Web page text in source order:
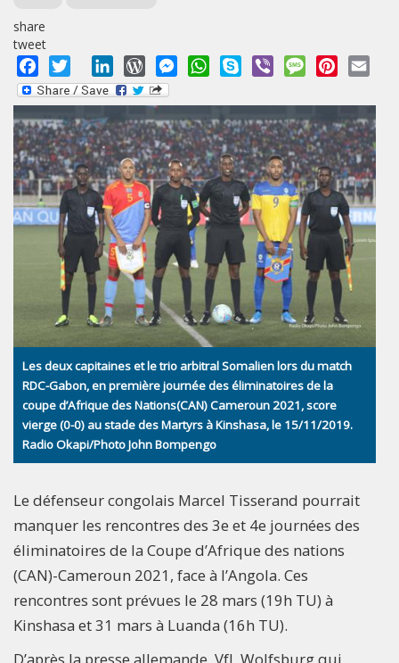
share
tweet
Facebook
Twitter LinkedInWordPressMessengerWhatsApp
Skype Viber MessagePinterest
Les deux capitaines et le trio arbitral Somalien lors du match
RDC-Gabon, en première journée des éliminatoires de la
coupe d’Afrique des Nations(CAN) Cameroun 2021, score
vierge (0-0) au stade des Martyrs à Kinshasa, le 15/11/2019.
Radio Okapi/Photo John Bompengo
Le défenseur congolais Marcel Tisserand pourrait
manquer les rencontres des 3e et 4e journées des
éliminatoires de la Coupe d’Afrique des nations
(CAN)-Cameroun 2021, face à l’Angola. Ces
rencontres sont prévues le 28 mars (19h TU) à
Kinshasa et 31 mars à Luanda (16h TU).